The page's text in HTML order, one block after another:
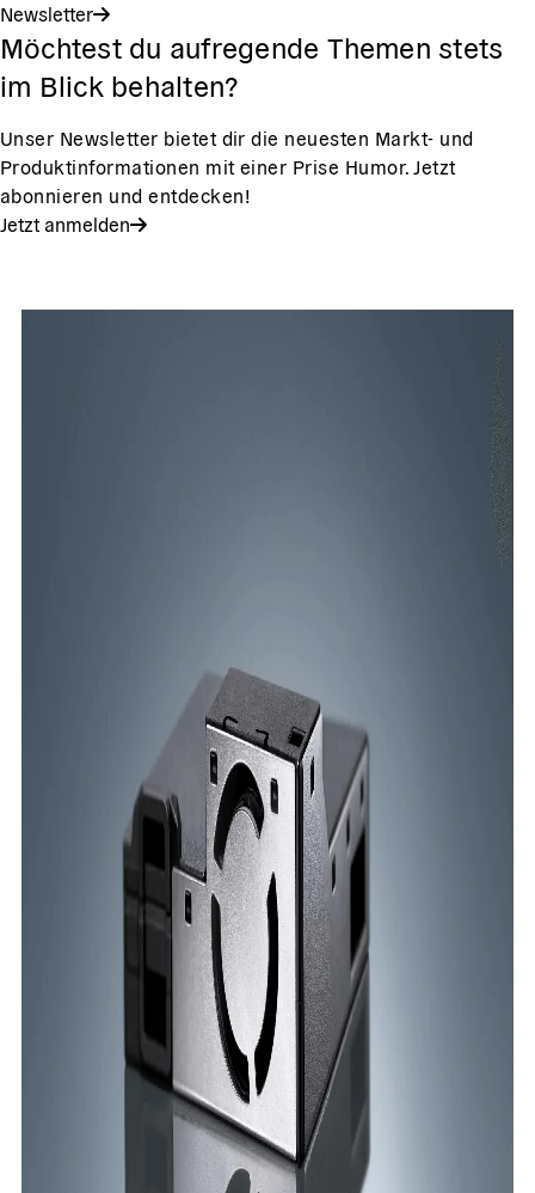
Newsletter
Möchtest du aufregende Themen stets
im Blick behalten?
Unser Newsletter bietet dir die neuesten Markt- und
Produktinformationen mit einer Prise Humor. Jetzt
abonnieren und entdecken!
Jetzt anmelden